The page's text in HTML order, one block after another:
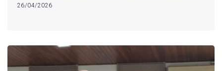
26/04/2026